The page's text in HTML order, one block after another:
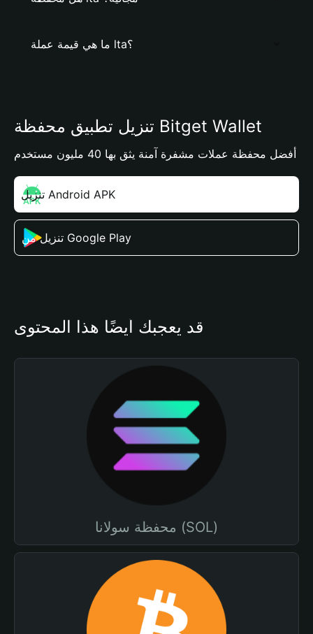
ما هي قيمة عملة lta؟
تنزيل تطبيق محفظة Bitget Wallet
أفضل محفظة عملات مشفرة آمنة يثق بها 40 مليون مستخدم
تنزيل Android APK
تنزيل من Google Play
قد يعجبك أيضًا هذا المحتوى
محفظة سولانا (SOL)